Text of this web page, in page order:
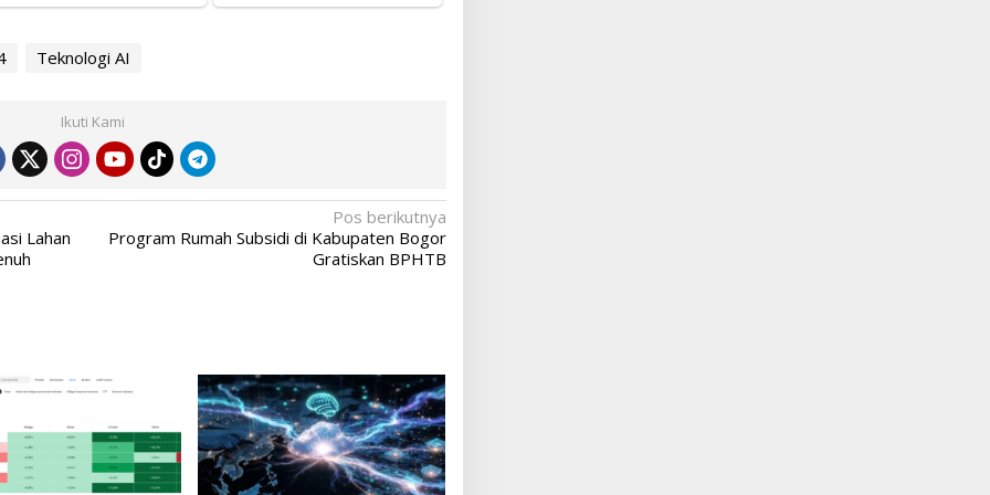
Teknologi AI
Ikuti Kami
Lahan
Pos berikutnya
Program Rumah Subsidi di Kabupaten Bogor
Gratiskan BPHTB